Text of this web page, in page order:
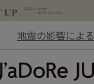
地震の影響によ